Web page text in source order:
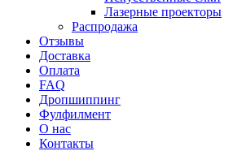
Лазерные проекторы
Распродажа
Отзывы
Доставка
Оплата
FAQ
Дропшиппинг
Фулфилмент
О нас
Контакты